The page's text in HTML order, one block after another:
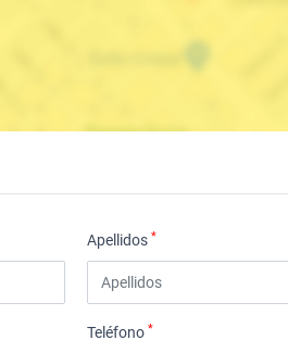
Apellidos*
Teléfono*